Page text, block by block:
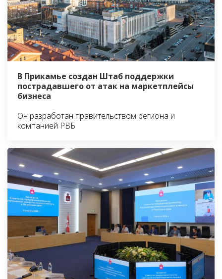
В Прикамье создан Штаб поддержки
пострадавшего от атак на маркетплейсы
бизнеса
Он разработан правительством региона и
компанией РВБ